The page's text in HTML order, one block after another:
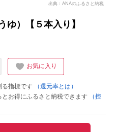
出典：ANAのふるさと納税
ゆ）【５本入り】
お気に入り
指標です
（還元率とは）
お得にふるさと納税できます
（控